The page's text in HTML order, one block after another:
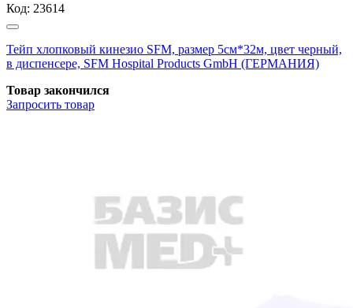
Код: 23614
Тейп хлопковый кинезио SFM, размер 5см*32м, цвет черный,
в диспенсере, SFM Hospital Products GmbH (ГЕРМАНИЯ)
Товар закончился
Запросить товар